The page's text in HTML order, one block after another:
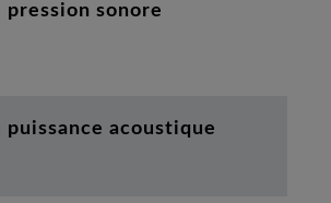
pression sonore
puissance acoustique